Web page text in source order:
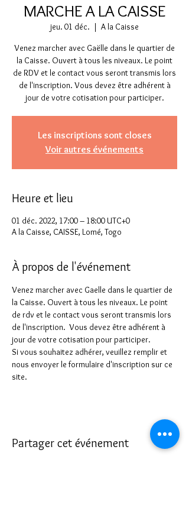
MARCHE A LA CAISSE
jeu. 01 déc.
  |
A la Caisse
Venez marcher avec Gaëlle dans le quartier de
la Caisse. Ouvert à tous les niveaux. Le point
de RDV et le contact vous seront transmis lors
de l'inscription. Vous devez être adhérent à
jour de votre cotisation pour participer.
Les inscriptions sont closes
Voir autres événements
Heure et lieu
01 déc. 2022, 17:00 – 18:00 UTC+0
A la Caisse, CAISSE, Lomé, Togo
À propos de l'événement
Venez marcher avec Gaelle dans le quartier de
la Caisse. Ouvert à tous les niveaux. Le point
de rdv et le contact vous seront transmis lors
de l'inscription.  Vous devez être adhérent à
jour de votre cotisation pour participer.
Si vous souhaitez adhérer, veuillez remplir et
nous envoyer le formulaire d'inscription sur ce
site.
Partager cet événement